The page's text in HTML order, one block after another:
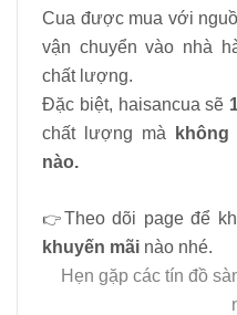
Cua được mua với
vận chuyển vào nhà
chất lượng.
Đặc biệt, haisancua sẽ
chất lượng mà
nào.
👉Theo dõi page để
khuyến mãi nào nhé.
Hẹn gặp các tín đồ